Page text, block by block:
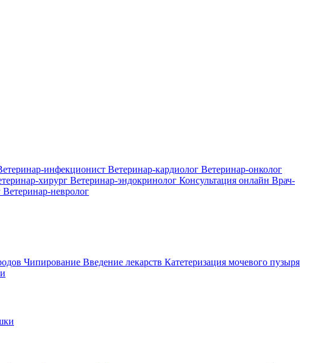
инфекционист Ветеринар-кардиолог Ветеринар-онколог
хирург Ветеринар-эндокринолог Консультация онлайн Врач-
Ветеринар-невролог
Чипирование Введение лекарств Катетеризация мочевого пузыря